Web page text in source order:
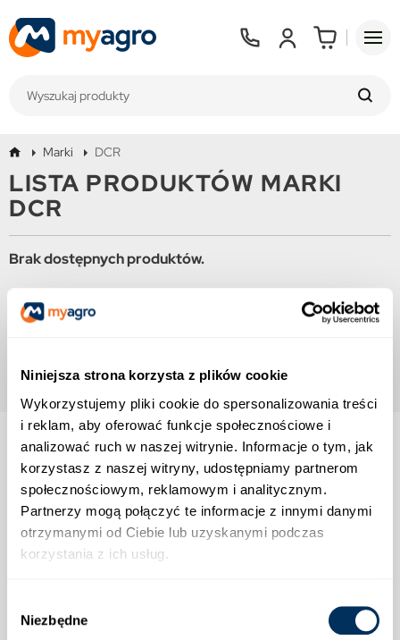
Niniejsza strona korzysta z plików cookie
Wykorzystujemy pliki cookie do spersonalizowania treści
i reklam, aby oferować funkcje społecznościowe i
analizować ruch w naszej witrynie. Informacje o tym, jak
korzystasz z naszej witryny, udostępniamy partnerom
społecznościowym, reklamowym i analitycznym.
Partnerzy mogą połączyć te informacje z innymi danymi
otrzymanymi od Ciebie lub uzyskanymi podczas
korzystania z ich usług.
zgody
Niezbędne
Marki DCR
LISTA PRODUKTÓW MARKI
DCR
Brak dostępnych produktów.
Bądźcie czujni! W tym miejscu zostanie wyświetlonych więcej
produktów w miarę ich dodawania.
Strefa klienta
Informacje